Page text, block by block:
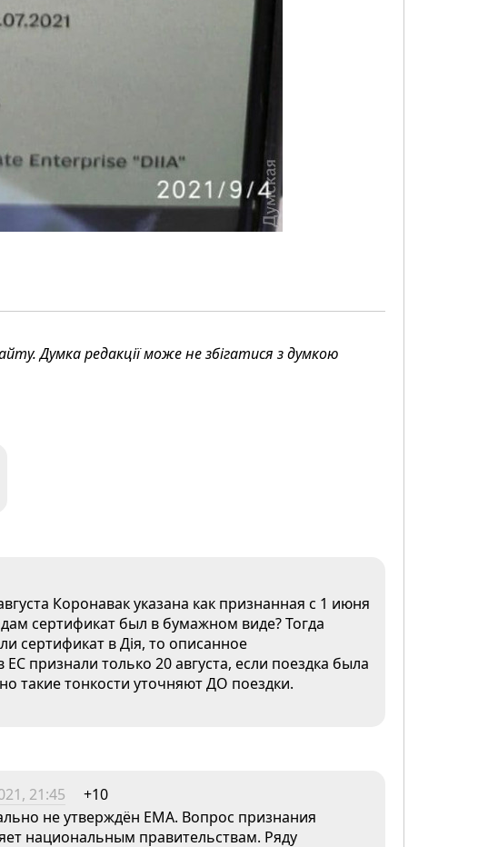
Думка редакції може не збігатися з думкою
Коронавак указана как признанная с 1 июня
сертификат был в бумажном виде? Тогда
сертификат в Дія, то описанное
признали только 20 августа, если поездка была
такие тонкости уточняют ДО поездки.
21:45
+10
не утверждён EMA. Вопрос признания
национальным правительствам. Ряду